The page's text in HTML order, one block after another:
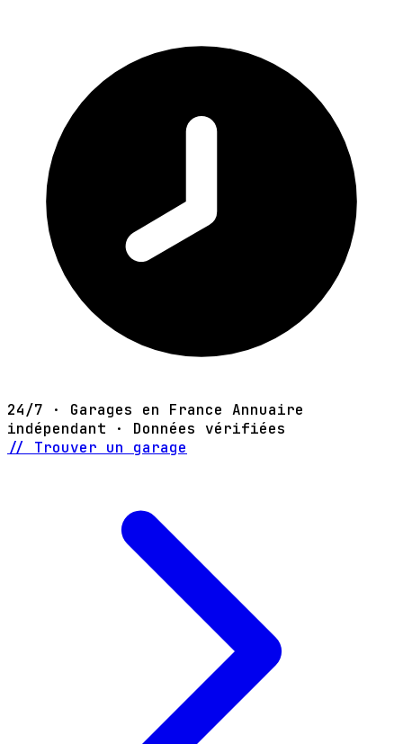
24/7 · Garages en France Annuaire
indépendant · Données vérifiées
// Trouver un garage